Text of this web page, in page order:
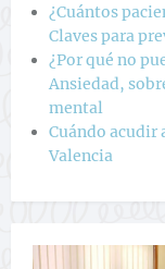
¿Cuántos
Claves para
¿Por qué no
Ansiedad,
mental
Cuándo acudir
Valencia